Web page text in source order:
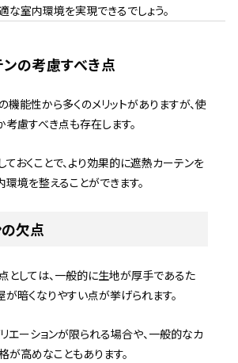
な室内環境を実現できるでしょう。
の考慮すべき点
能性から多くのメリットがありますが、使
慮すべき点も存在します。
おくことで、より効果的に遮熱カーテンを
境を整えることができます。
欠点
としては、一般的に生地が厚手であるた
が暗くなりやすい点が挙げられます。
エーションが限られる場合や、一般的なカ
が高めなこともあります。